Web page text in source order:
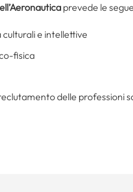
prevede le
e intellettive
fisica
delle professioni